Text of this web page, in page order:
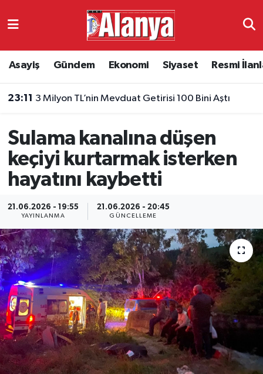
Asayiş Gündem Ekonomi Siyaset Resmi
23:11 3 Milyon TL’nin Mevduat Getirisi 100 Bini Aştı
Sulama kanalına düşen
keçiyi kurtarmak isterken
hayatını kaybetti
21.06.2026 - 19:55
YAYINLANMA
21.06.2026 - 20:45
GÜNCELLEME
Ekonomi
Siyaset
Resmi İlanlar
E-Gazete
Antalya Namaz Vakitleri
Antalya Trafik Yoğunluk Haritası
Süper Lig Puan Durumu ve Fikstür
Haber Arşivi